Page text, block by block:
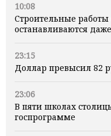
10:08
Строительные
останавливаются
23:15
Доллар превысил 82
23:06
В пяти школах
госпрограмме